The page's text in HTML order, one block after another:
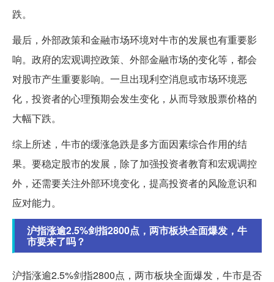
跌。
最后，外部政策和金融市场环境对牛市的发展也有重要影
响。政府的宏观调控政策、外部金融市场的变化等，都会
对股市产生重要影响。一旦出现利空消息或市场环境恶
化，投资者的心理预期会发生变化，从而导致股票价格的
大幅下跌。
综上所述，牛市的缓涨急跌是多方面因素综合作用的结
果。要稳定股市的发展，除了加强投资者教育和宏观调控
外，还需要关注外部环境变化，提高投资者的风险意识和
应对能力。
沪指涨逾2.5%剑指2800点，两市板块全面爆发，牛
市要来了吗？
沪指涨逾2.5%剑指2800点，两市板块全面爆发，牛市是否